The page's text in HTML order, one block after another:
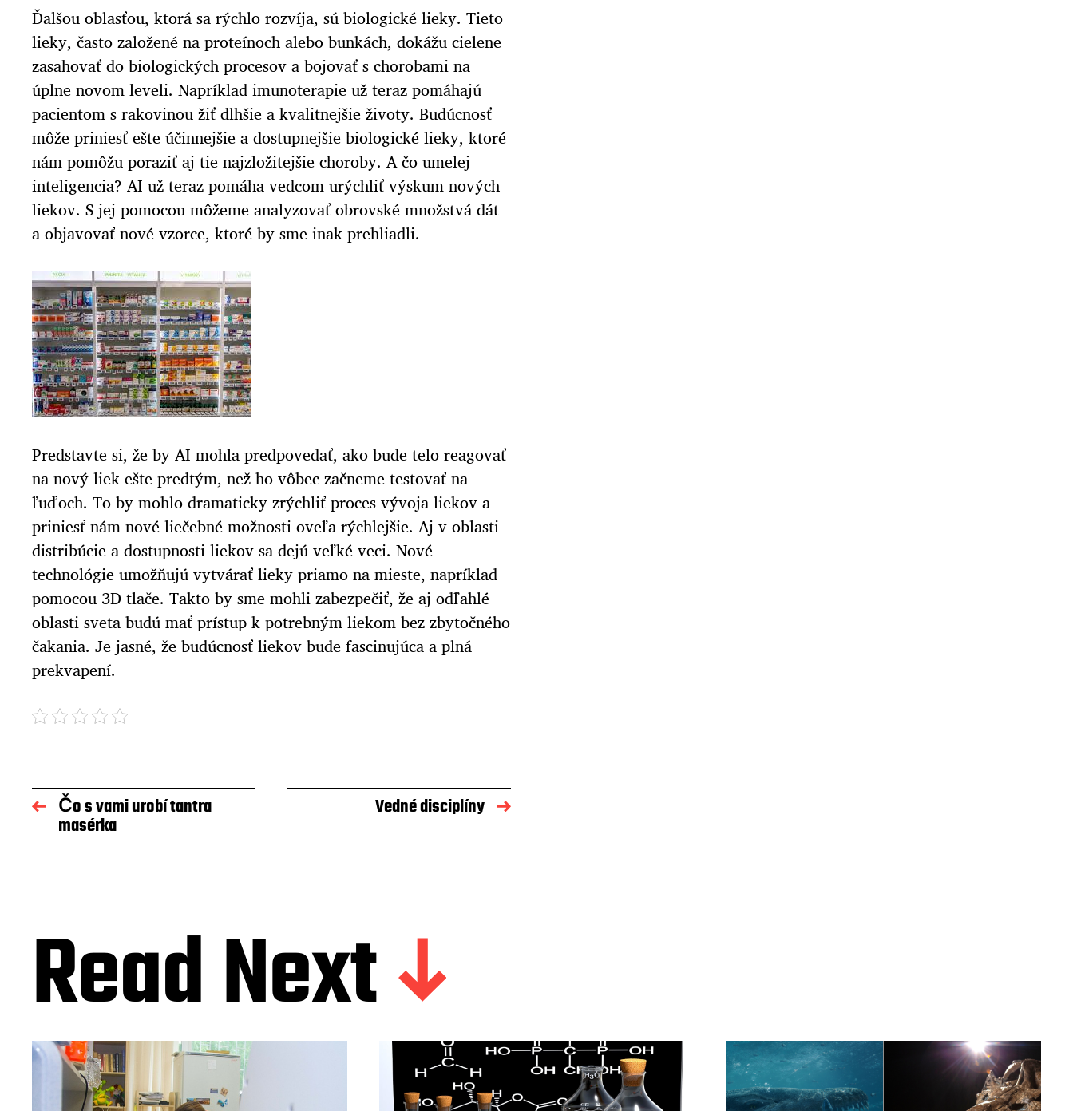
Ďalšou oblasťou, ktorá sa rýchlo rozvíja, sú biologické lieky. Tieto
lieky, často založené na proteínoch alebo bunkách, dokážu cielene
zasahovať do biologických procesov a bojovať s chorobami na
úplne novom leveli. Napríklad imunoterapie už teraz pomáhajú
pacientom s rakovinou žiť dlhšie a kvalitnejšie životy. Budúcnosť
môže priniesť ešte účinnejšie a dostupnejšie biologické lieky, ktoré
nám pomôžu poraziť aj tie najzložitejšie choroby. A čo umelej
inteligencia? AI už teraz pomáha vedcom urýchliť výskum nových
liekov. S jej pomocou môžeme analyzovať obrovské množstvá dát
a objavovať nové vzorce, ktoré by sme inak prehliadli.
Predstavte si, že by AI mohla predpovedať, ako bude telo reagovať
na nový liek ešte predtým, než ho vôbec začneme testovať na
ľuďoch. To by mohlo dramaticky zrýchliť proces vývoja liekov a
priniesť nám nové liečebné možnosti oveľa rýchlejšie. Aj v oblasti
distribúcie a dostupnosti liekov sa dejú veľké veci. Nové
technológie umožňujú vytvárať lieky priamo na mieste, napríklad
pomocou 3D tlače. Takto by sme mohli zabezpečiť, že aj odľahlé
oblasti sveta budú mať prístup k potrebným liekom bez zbytočného
čakania. Je jasné, že budúcnosť liekov bude fascinujúca a plná
prekvapení.
Čo s vami urobí tantra
masérka
Vedné disciplíny
Read Next